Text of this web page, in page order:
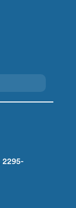
2295-